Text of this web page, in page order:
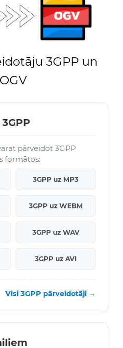
3GPP un
OGV
pārveidot 3GPP
formātos:
3GPP uz MP3
3GPP uz WEBM
3GPP uz WAV
3GPP uz AVI
Visi 3GPP pārveidotāji →